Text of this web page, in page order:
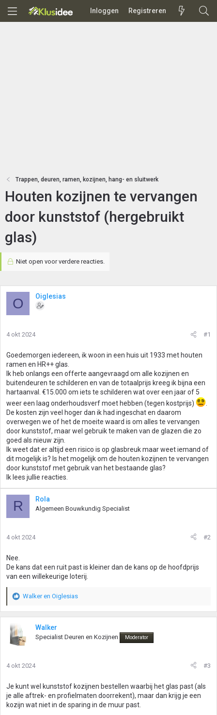
Inloggen Registreren
Trappen, deuren, ramen, kozijnen, hang- en sluitwerk
Houten kozijnen te vervangen
door kunststof (hergebruikt
glas)
Niet open voor verdere reacties.
O Oiglesias
4 okt 2024 #1
Goedemorgen iedereen, ik woon in een huis uit 1933 met houten
ramen en HR++ glas.
Ik heb onlangs een offerte aangevraagd om alle kozijnen en
buitendeuren te schilderen en van de totaalprijs kreeg ik bijna een
hartaanval. €15.000 om iets te schilderen wat over een jaar of 5
weer een laag onderhoudsverf moet hebben (tegen kostprijs)
.
De kosten zijn veel hoger dan ik had ingeschat en daarom
overwegen we of het de moeite waard is om alles te vervangen
door kunststof, maar wel gebruik te maken van de glazen die zo
goed als nieuw zijn.
Ik weet dat er altijd een risico is op glasbreuk maar weet iemand of
dit mogelijk is? Is het mogelijk om de houten kozijnen te vervangen
door kunststof met gebruik van het bestaande glas?
Ik lees jullie reacties.
R Rola
Algemeen Bouwkundig Specialist
4 okt 2024 #2
Nee.
De kans dat een ruit past is kleiner dan de kans op de hoofdprijs
van een willekeurige loterij.
W
a
r
d
e
n
e
n
:
Walkeren Oiglesias
Walker
Specialist Deuren en Kozijnen Moderator
4 okt 2024 #3
Je kunt wel kunststof kozijnen bestellen waarbij het glas past (als
je alle aftrek- en profielmaten doorrekent), maar dan krijg je een
kozijn wat niet in de sparing in de muur past.